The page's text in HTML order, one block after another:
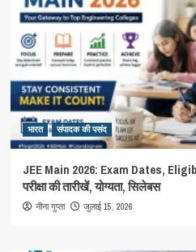
भारत संपादक की पसंद
JEE Main 2026: Exam Dates,
परीक्षा की तारीखें, योग्यता, सिलेबस
नीना गुप्ता जुलाई 15, 2026